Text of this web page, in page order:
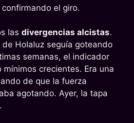
el giro.
las divergencias alcistas.
Holaluz seguía goteando
semanas, el indicador
crecientes. Era una
de que la fuerza
agotando. Ayer, la tapa